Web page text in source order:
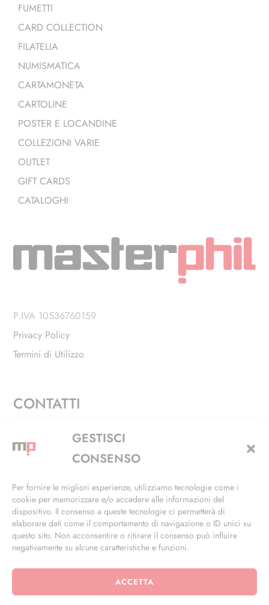
GESTISCI
CONSENSO
Per fornire le migliori esperienze, utilizziamo tecnologie come i
cookie per memorizzare e/o accedere alle informazioni del
dispositivo. Il consenso a queste tecnologie ci permetterà di
elaborare dati come il comportamento di navigazione o ID unici su
questo sito. Non acconsentire o ritirare il consenso può influire
negativamente su alcune caratteristiche e funzioni.
ACCETTA
FUMETTI
CARD COLLECTION
FILATELIA
NUMISMATICA
CARTAMONETA
CARTOLINE
POSTER E LOCANDINE
COLLEZIONI VARIE
OUTLET
GIFT CARDS
CATALOGHI
P.IVA 10536760159
Privacy Policy
Termini di Utilizzo
CONTATTI
Via Alfieri, 27 - Trezzano Sul Naviglio (MI)
+39 02 4846 3155
info@masterphil.it